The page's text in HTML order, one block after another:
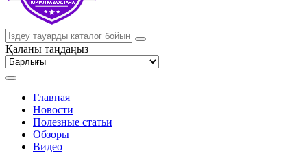
Қаланы таңдаңыз
Главная
Новости
Полезные статьи
Обзоры
Видео